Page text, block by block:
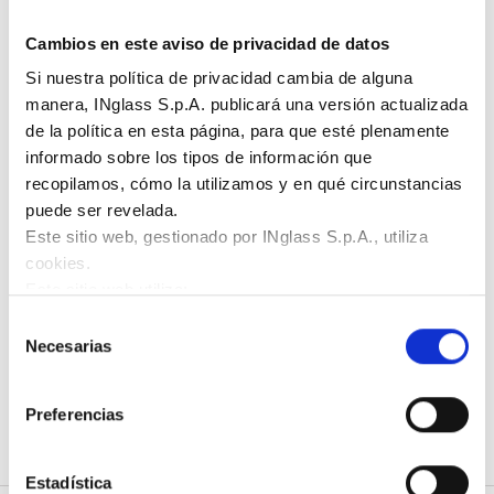
Cambios en este aviso de privacidad de datos
Si nuestra política de privacidad cambia de alguna
manera, INglass S.p.A. publicará una versión actualizada
de la política en esta página, para que esté plenamente
informado sobre los tipos de información que
recopilamos, cómo la utilizamos y en qué circunstancias
puede ser revelada.
Este sitio web, gestionado por INglass S.p.A., utiliza
cookies.
normal del sitio web permitiendo funciones básicas como
almacenan información que el
usuario ya ha introducido (como el ID de usuario, la
cookies de funcionamiento:
recopilan información
Necesarias
Preferencias
Estadística
permanecer cerca de nuestros socios europeos, y seguir
nuestras instalaciones. Estamos comprometidos a ofrecer
a los clientes la más alta tecnología y habilidades
profesionales y a servir a nuestros clientes europeos de
forma cercana y sostenible”.
Share
Nueva planta en San Polo di